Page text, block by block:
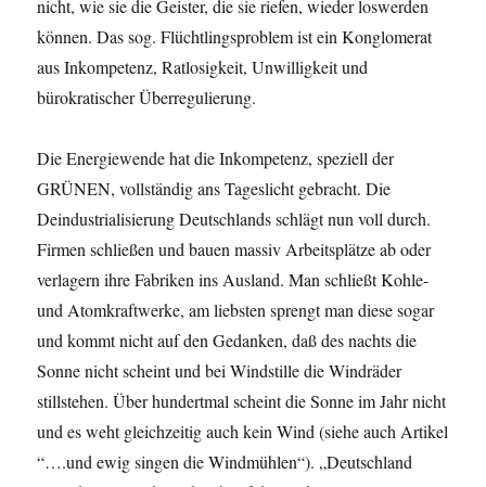
nicht, wie sie die Geister, die sie riefen, wieder loswerden
können. Das sog. Flüchtlingsproblem ist ein Konglomerat
aus Inkompetenz, Ratlosigkeit, Unwilligkeit und
bürokratischer Überregulierung.
Die Energiewende hat die Inkompetenz, speziell der
GRÜNEN, vollständig ans Tageslicht gebracht. Die
Deindustrialisierung Deutschlands schlägt nun voll durch.
Firmen schließen und bauen massiv Arbeitsplätze ab oder
verlagern ihre Fabriken ins Ausland. Man schließt Kohle-
und Atomkraftwerke, am liebsten sprengt man diese sogar
und kommt nicht auf den Gedanken, daß des nachts die
Sonne nicht scheint und bei Windstille die Windräder
stillstehen. Über hundertmal scheint die Sonne im Jahr nicht
und es weht gleichzeitig auch kein Wind (siehe auch Artikel
“….und ewig singen die Windmühlen“). „Deutschland